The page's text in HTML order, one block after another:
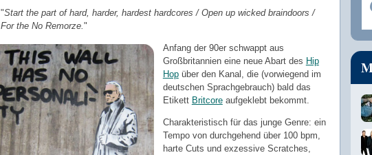
"Start the part of hard, harder, hardest hardcores / Open up wicked braindoors /
For the No Remorze."
Anfang der 90er schwappt aus
Großbritannien eine neue Abart des Hip
Hopüber den Kanal, die (vorwiegend im
deutschen Sprachgebrauch) bald das
Etikett Britcoreaufgeklebt bekommt.
Charakteristisch für das junge Genre: ein
Tempo von durchgehend über 100 bpm,
harte Cuts und exzessive Scratches,